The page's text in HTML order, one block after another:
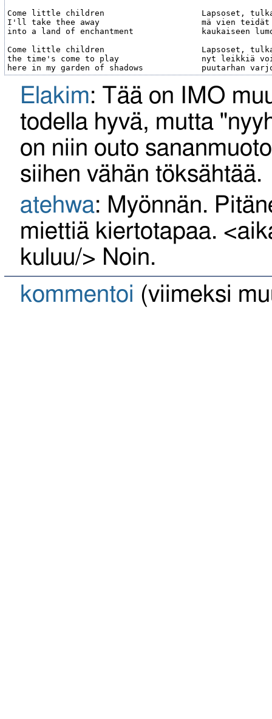
Come little children                    Lapsoset,
I'll take thee away                     mä vien teidät
into a land of enchantment              kaukaiseen
Come little children                    Lapsoset,
the time's come to play                 nyt leikkiä
Elakim: Tää on IMO
todella hyvä, mutta
on niin outo
siihen vähän töksähtää.
atehwa: Myönnän.
miettiä kiertotapaa.
kuluu/> Noin.
kommentoi (viimeksi